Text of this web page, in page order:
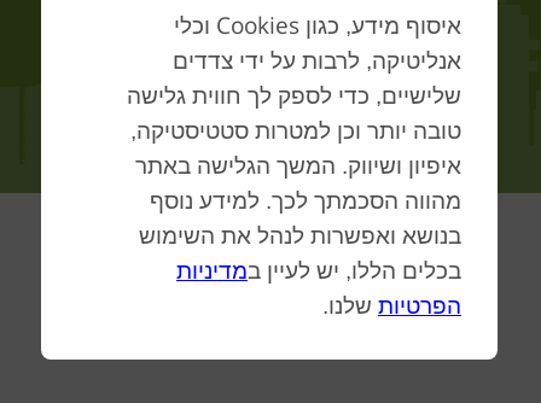
איסוף מידע, כגון Cookies וכלי
אנליטיקה, לרבות על ידי צדדים
שלישיים, כדי לספק לך חווית גלישה
טובה יותר וכן למטרות סטטיסטיקה,
איפיון ושיווק. המשך הגלישה באתר
מהווה הסכמתך לכך. למידע נוסף
בנושא ואפשרות לנהל את השימוש
בכלים הללו, יש לעיין במדיניות
הפרטיות שלנו.
הרשות לפיתוח כלכלי תל אביב-יפו בע"מ
Website by Volle'